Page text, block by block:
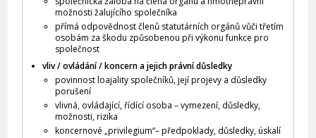
možnosti žalujícího společníka
přímá odpovědnost členů statutárních orgánů vůči třetím
osobám za škodu způsobenou při výkonu funkce pro
společnost
vliv / ovládání / koncern a jejich právní důsledky
povinnost loajality společníků, její projevy a důsledky
porušení
vlivná, ovládající, řídící osoba – vymezení, důsledky,
možnosti, rizika
koncernové „privilegium“– předpoklady, důsledky, úskalí